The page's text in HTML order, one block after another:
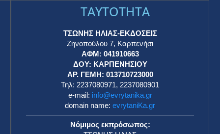
TAYTOTHTA
ΤΣΩΝΗΣ ΗΛΙΑΣ-ΕΚΔΟΣΕΙΣ
Ζηνοπούλου 7, Καρπενήσι
ΑΦΜ: 041910663
ΔΟΥ: ΚΑΡΠΕΝΗΣΙΟΥ
ΑΡ. ΓΕΜΗ: 013710723000
Τηλ: 2237080971, 2237080901
e-mail: info@evrytanika.gr
domain name: evrytaniKa.gr
Νόμιμος εκπρόσωπος: